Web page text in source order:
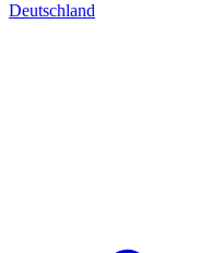
Deutschland